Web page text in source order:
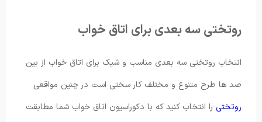
روتختی سه بعدی برای اتاق خواب
انتخاب روتختی سه بعدی مناسب و شیک برای اتاق خواب از بین
صد ها طرح متنوع و مختلف کار سختی است در چنین مواقعی
روتختی را انتخاب کنید که با دکوراسیون اتاق خواب شما مطابقت